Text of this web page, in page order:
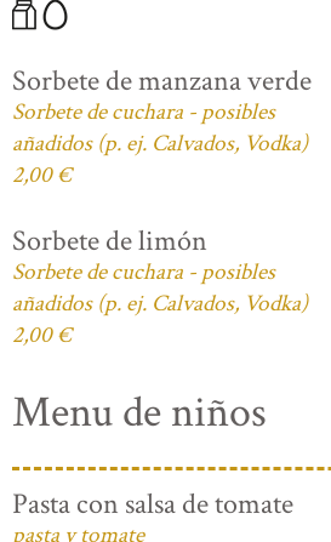
Sorbete de manzana verde
Sorbete de cuchara - posibles
añadidos (p. ej. Calvados, Vodka)
2,00 €
Sorbete de limón
Sorbete de cuchara - posibles
añadidos (p. ej. Calvados, Vodka)
2,00 €
Menu de niños
Pasta con salsa de tomate
pasta y tomate